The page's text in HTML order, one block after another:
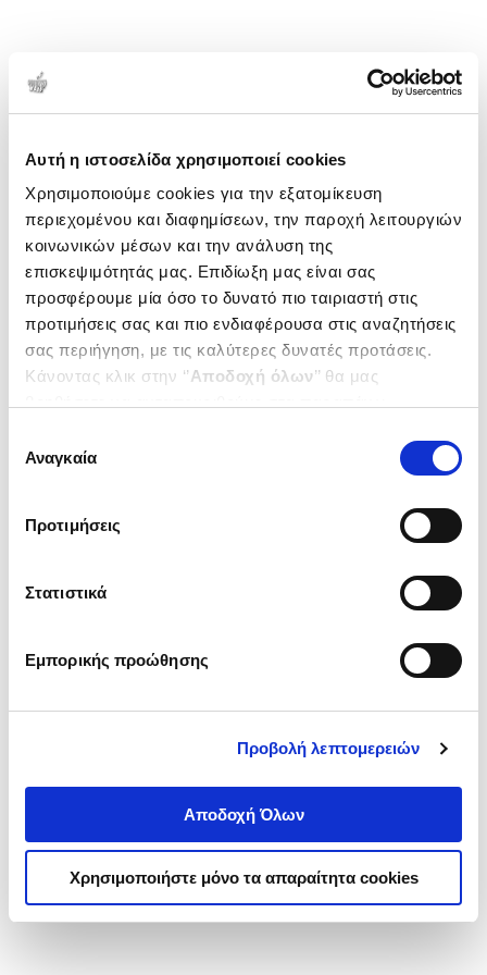
Αυτή η ιστοσελίδα χρησιμοποιεί cookies
Χρησιμοποιούμε cookies για την εξατομίκευση
περιεχομένου και διαφημίσεων, την παροχή λειτουργιών
κοινωνικών μέσων και την ανάλυση της
επισκεψιμότητάς μας. Επιδίωξη μας είναι σας
προσφέρουμε μία όσο το δυνατό πιο ταιριαστή στις
προτιμήσεις σας και πιο ενδιαφέρουσα στις αναζητήσεις
σας περιήγηση, με τις καλύτερες δυνατές προτάσεις.
Κάνοντας κλικ στην ‘’Αποδοχή όλων’’ θα μας
ενδιαφέρουν και να επιλέξετε από τα παρακάτω με την
΄΄και να ενημερωθείτε σχετικά με
συγκατάθεσης
Αναγκαία
Προτιμήσεις
Στατιστικά
Εμπορικής προώθησης
Προβολή λεπτομερειών
Αποδοχή Όλων
Χρησιμοποιήστε μόνο τα απαραίτητα cookies